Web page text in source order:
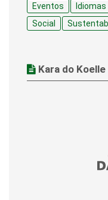
Eventos
Idiomas
Social
Kara do Koelle